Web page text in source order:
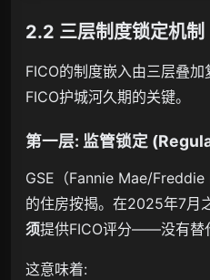
2.2 三层制度锁定机制
FICO的制度嵌入由三层叠
FICO护城河久期的关键。
第一层: 监管锁定
GSE（Fannie Mae/
的住房按揭。在2025年7月
须提供FICO评分——没有替
这意味着: